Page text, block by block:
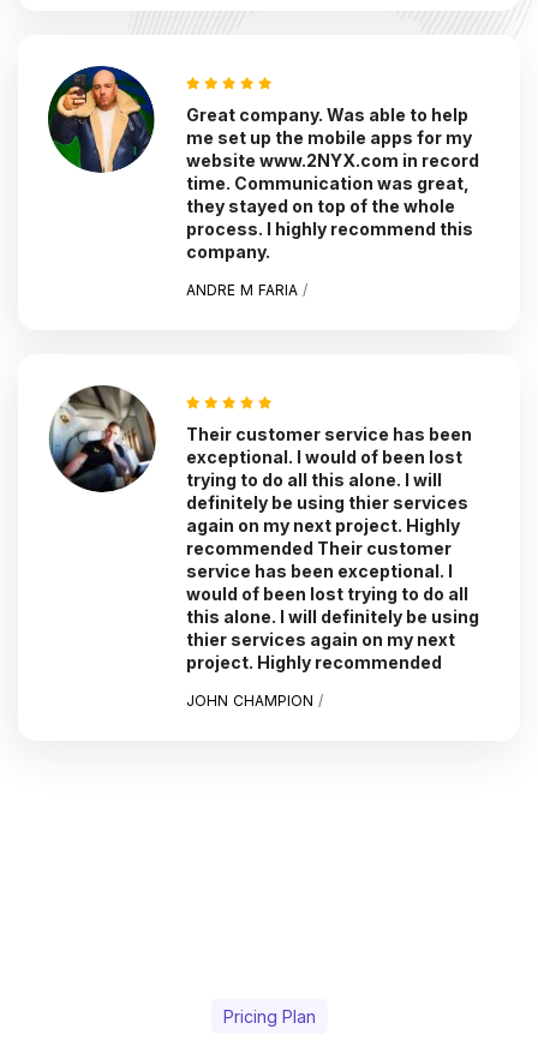
Great company. Was able to help
me set up the mobile apps for my
website www.2NYX.com in record
time. Communication was great,
they stayed on top of the whole
process. I highly recommend this
company.
ANDRE M FARIA /
Their customer service has been
exceptional. I would of been lost
trying to do all this alone. I will
definitely be using thier services
again on my next project. Highly
recommended Their customer
service has been exceptional. I
would of been lost trying to do all
this alone. I will definitely be using
thier services again on my next
project. Highly recommended
JOHN CHAMPION /
Pricing Plan